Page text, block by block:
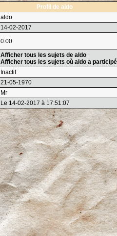
Profil de aldo
aldo
14-02-2017
0.00
Afficher tous les sujets de aldo
Afficher tous les sujets où aldo a participé
Inactif
21-05-1970
Mr
Le 14-02-2017 à 17:51:07